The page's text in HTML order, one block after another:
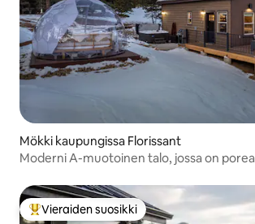
Mökki kaupungissa Florissant
Moderni A-muotoinen talo, jossa on
Vieraiden suosikkien parhaimmistoa
Vieraiden suosikki